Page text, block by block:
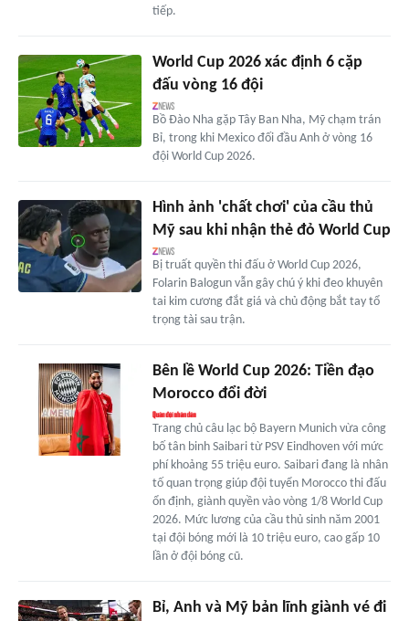
tiếp.
World Cup 2026 xác định 6 cặp
đấu vòng 16 đội
Bồ Đào Nha gặp Tây Ban Nha, Mỹ chạm trán
Bỉ, trong khi Mexico đối đầu Anh ở vòng 16
đội World Cup 2026.
Hình ảnh 'chất chơi' của cầu thủ
Mỹ sau khi nhận thẻ đỏ World Cup
Bị truất quyền thi đấu ở World Cup 2026,
Folarin Balogun vẫn gây chú ý khi đeo khuyên
tai kim cương đắt giá và chủ động bắt tay tổ
trọng tài sau trận.
Bên lề World Cup 2026: Tiền đạo
Morocco đổi đời
Trang chủ câu lạc bộ Bayern Munich vừa công
bố tân binh Saibari từ PSV Eindhoven với mức
phí khoảng 55 triệu euro. Saibari đang là nhân
tố quan trọng giúp đội tuyển Morocco thi đấu
ổn định, giành quyền vào vòng 1/8 World Cup
2026. Mức lương của cầu thủ sinh năm 2001
tại đội bóng mới là 10 triệu euro, cao gấp 10
lần ở đội bóng cũ.
Bỉ, Anh và Mỹ bản lĩnh giành vé đi